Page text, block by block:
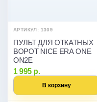
АРТИКУЛ: 1309
ПУЛЬТ ДЛЯ ОТКАТНЫХ
ВОРОТ NICE ERA ONE
ON2E
1 995 р.
В корзину